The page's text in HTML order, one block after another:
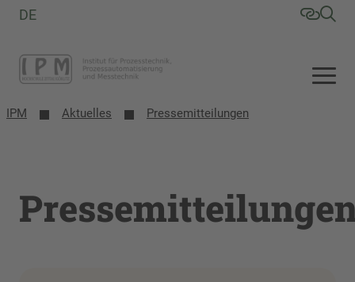
DE
IPM Aktuelles Pressemitteilungen